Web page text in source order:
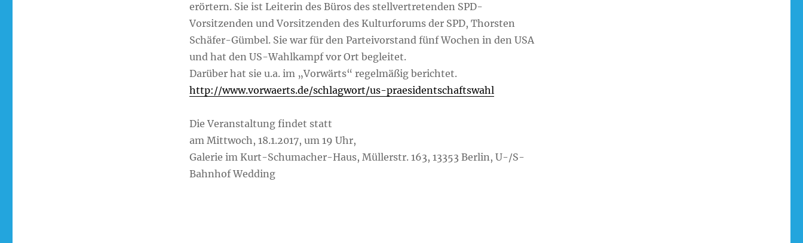
erörtern. Sie ist Leiterin des Büros des stellvertretenden SPD-
Vorsitzenden und Vorsitzenden des Kulturforums der SPD, Thorsten
Schäfer-Gümbel. Sie war für den Parteivorstand fünf Wochen in den USA
und hat den US-Wahlkampf vor Ort begleitet.
Darüber hat sie u.a. im „Vorwärts“ regelmäßig berichtet.
http://www.vorwaerts.de/schlagwort/us-praesidentschaftswahl
Die Veranstaltung findet statt
am Mittwoch, 18.1.2017, um 19 Uhr,
Galerie im Kurt-Schumacher-Haus, Müllerstr. 163, 13353 Berlin, U-/S-
Bahnhof Wedding